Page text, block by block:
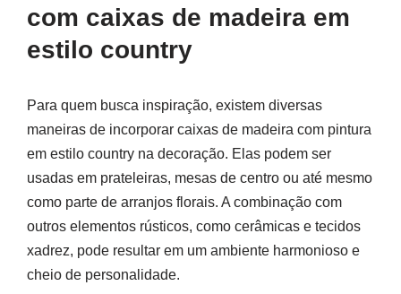
com caixas de madeira em
estilo country
Para quem busca inspiração, existem diversas
maneiras de incorporar caixas de madeira com pintura
em estilo country na decoração. Elas podem ser
usadas em prateleiras, mesas de centro ou até mesmo
como parte de arranjos florais. A combinação com
outros elementos rústicos, como cerâmicas e tecidos
xadrez, pode resultar em um ambiente harmonioso e
cheio de personalidade.